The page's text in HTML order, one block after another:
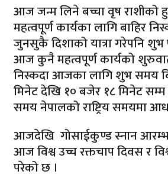
आज जन्म लिने बच्चा वृष
महत्वपूर्ण कार्यका लागि बाहिर
जुनसुकै दिशाको यात्रा गरेपनि शुभ
आज कुनै महत्वपूर्ण कार्यको
निस्कदा आजका लागि शुभ समय
मिनेट देखि १० बजेर १८ मिनेट
समय नेपालको राष्ट्रिय समयमा
आजदेखि गोसाईकुण्ड स्नान
आज विश्व उच्च रक्तचाप दिवस र
परेको छ ।